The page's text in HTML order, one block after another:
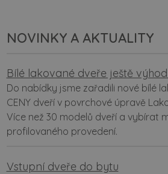
NOVINKY A AKTUALITY
Bílé lakované dveře ještě
Do nabídky jsme zařadili nové bílé
CENY dveří v povrchové úpravě
Více než 30 modelů dveří a vybírat
profilovaného provedení.
Vstupní dveře do bytu